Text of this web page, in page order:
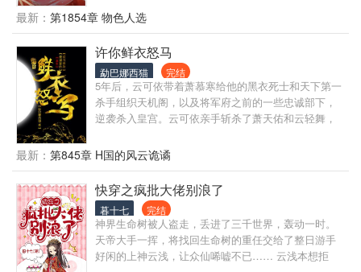
易阴阳
最新： 第1854章 物色人选
许你鲜衣怒马
勐巴娜西猫 完结
5年后，云可依带着萧慕寒给他的黑衣死士和天下第一
杀手组织天机阁，以及将军府之前的一些忠诚部下，
逆袭杀入皇宫。云可依亲手斩杀了萧天佑和云轻舞，
案，沉冤得雪。云可依成为了玄武国第一位女摄政
王。
最新： 第845章 H国的风云诡谲
快穿之疯批大佬别浪了
暮十七 完结
神界生命树被人盗走，丢进了三千世界，轰动一时。
天帝大手一挥，将找回生命树的重任交给了整日游手
好闲的上神云浅，让众仙唏嘘不已…… 云浅本想拒